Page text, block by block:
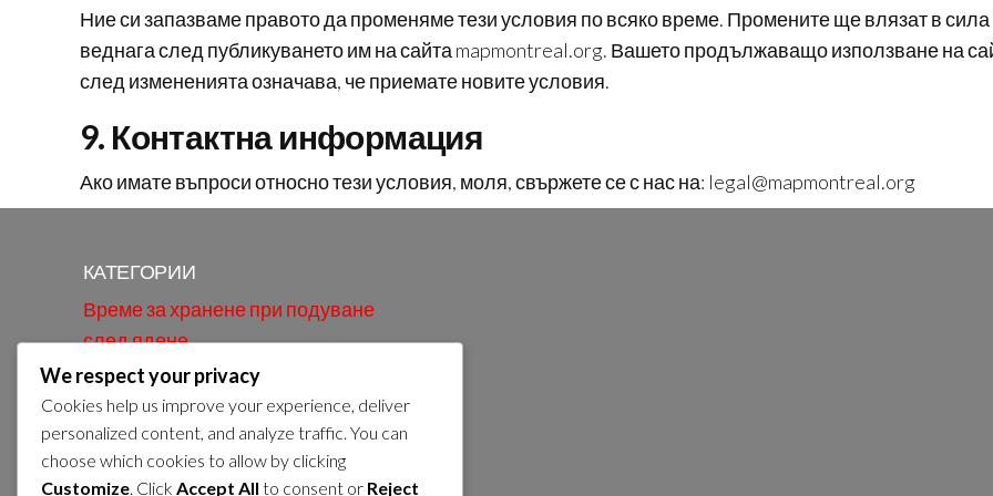
Ние си запазваме правото да променяме тези условия по всяко време. Промените ще влязат в сила
веднага след публикуването им на сайта mapmontreal.org. Вашето продължаващо използване на
след измененията означава, че приемате новите условия.
9. Контактна информация
Ако имате въпроси относно тези условия, моля, свържете се с нас на: legal@mapmontreal.org
КАТЕГОРИИ
Време за хранене при подуване
след ядене
Стратегии за облекчаване на
подуване след хранене
Храни, които предизвикват
подуване след хранене
We respect your privacy
Cookies help us improve your experience, deliver
personalized content, and analyze traffic. You can
choose which cookies to allow by clicking
Customize. Click Accept All to consent or Reject